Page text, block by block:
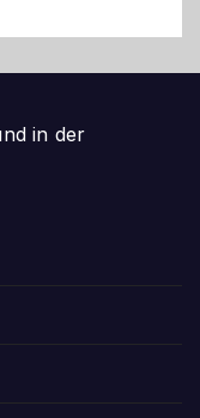
in der